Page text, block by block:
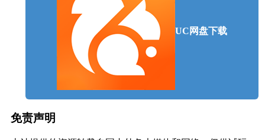
附注事项: SSD recommended
需要 64 位处理器和操作系统
操作系统 *: OS 64-bit Windows 7 or 64-bit
Windows 8 (8.1) or Windows 10
显卡: Nvidia GPU GeForce GTX 1060, AMD
UC网盘下载
免责声明